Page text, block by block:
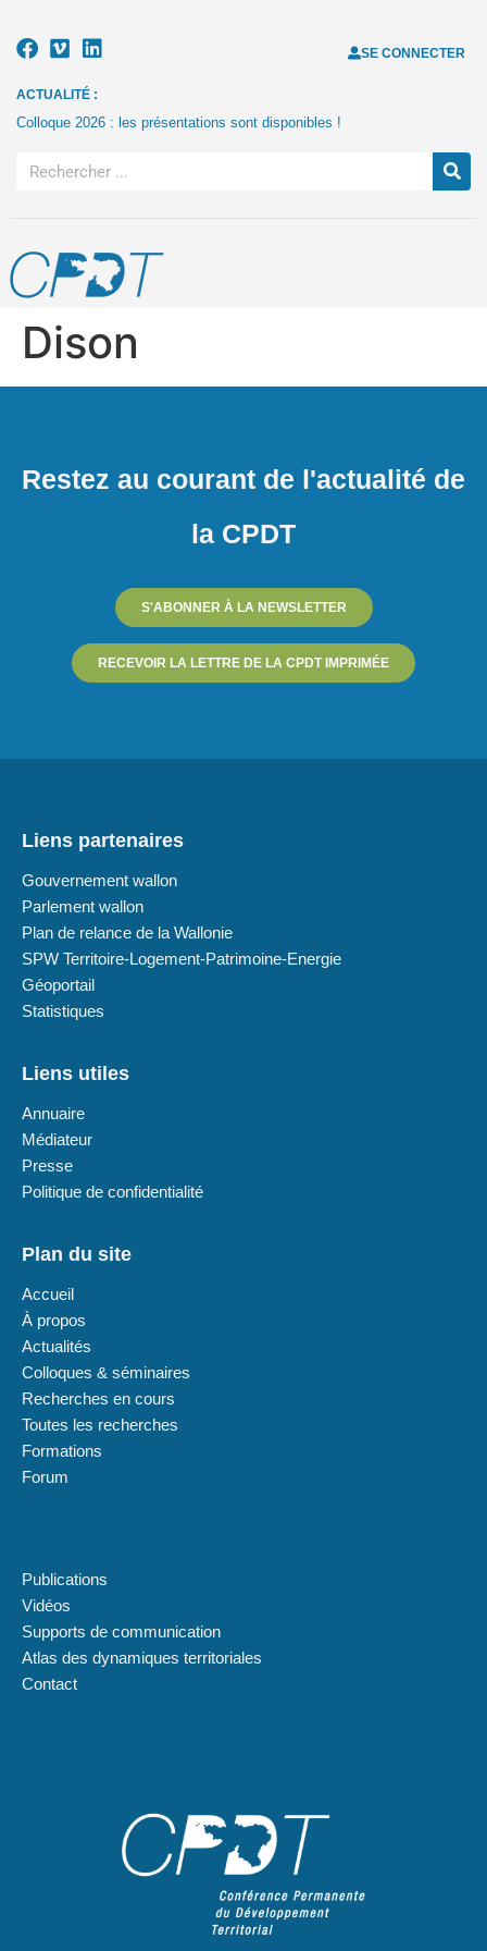
SE CONNECTER
ACTUALITÉ :
Colloque 2026 : les présentations sont disponibles !
Dison
Restez au courant de l'actualité de
la CPDT
S'ABONNER À LA NEWSLETTER
RECEVOIR LA LETTRE DE LA CPDT IMPRIMÉE
Liens partenaires
Gouvernement wallon
Parlement wallon
Plan de relance de la Wallonie
SPW Territoire-Logement-Patrimoine-Energie
Géoportail
Statistiques
Liens utiles
Annuaire
Médiateur
Presse
Politique de confidentialité
Plan du site
Accueil
À propos
Actualités
Colloques & séminaires
Recherches en cours
Toutes les recherches
Formations
Forum
Publications
Vidéos
Supports de communication
Atlas des dynamiques territoriales
Contact